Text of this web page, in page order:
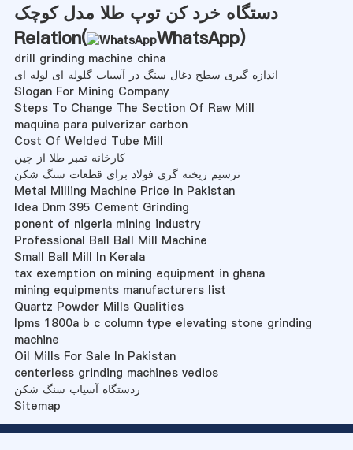
دستگاه خرد کن توپ طلا مدل کوچک
Relation(
WhatsApp)
drill grinding machine china
اندازه گیری سطح ذغال سنگ در آسیاب گلوله ای لوله ای
Slogan For Mining Company
Steps To Change The Section Of Raw Mill
maquina para pulverizar carbon
Cost Of Welded Tube Mill
کارخانه تمبر طلا از چین
ترسیم ریخته گری فولاد برای قطعات سنگ شکن
Metal Milling Machine Price In Pakistan
Idea Dnm 395 Cement Grinding
ponent of nigeria mining industry
Professional Ball Ball Mill Machine
Small Ball Mill In Kerala
tax exemption on mining equipment in ghana
mining equipments manufacturers list
Quartz Powder Mills Qualities
lpms 1800a b c column type elevating stone grinding
machine
Oil Mills For Sale In Pakistan
centerless grinding machines vedios
ردستگاه آسیاب سنگ شکن
Sitemap